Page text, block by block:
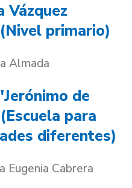
Vázquez
primario)
Almada
de
para
diferentes)
Eugenia Cabrera